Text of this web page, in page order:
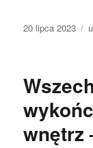
Data
20 lipca 2023
wnętrz